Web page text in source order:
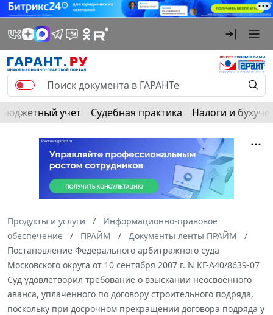
Бюджетный учет Судебная практика Налоги и
Продукты и услуги
Информационно-правовое
обеспечение
ПРАЙМ
Документы ленты ПРАЙМ
Постановление Федерального арбитражного суда
Московского округа от 10 сентября 2007 г. N КГ-А40/8639-07
Суд удовлетворил требование о взыскании неосвоенного
аванса, уплаченного по договору строительного подряда,
поскольку при досрочном прекращении договора подряда у